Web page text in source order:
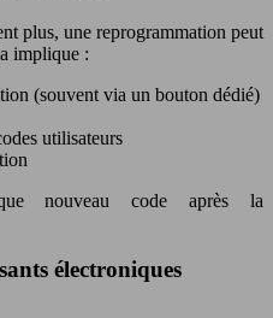
plus, une reprogrammation peut
implique :
(souvent via un bouton dédié)
utilisateurs
nouveau code après la
électroniques